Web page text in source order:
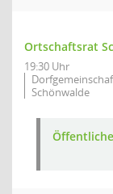
Ortschaftsrat
19:30 Uhr
Schönwalde